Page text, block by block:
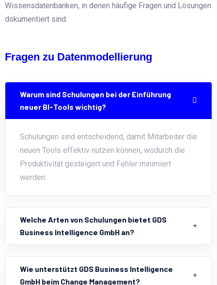
Wissensdatenbanken, in denen häufige Fragen und Lösungen
dokumentiert sind.
Fragen zu Datenmodellierung
Warum sind Schulungen bei der Einführung
neuer BI-Tools wichtig?
Schulungen sind entscheidend, damit Mitarbeiter die
neuen Tools effektiv nutzen können, wodurch die
Produktivität gesteigert und Fehler minimiert
werden.
Welche Arten von Schulungen bietet GDS
Business Intelligence GmbH an?
Wie unterstützt GDS Business Intelligence
GmbH beim Change Management?